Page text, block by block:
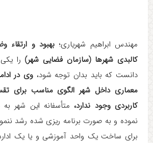
مهندس ابراهیم شهریاری؛بهبود و
کالبدی شهرها (سازمان فضایی شهر) را
دانست که باید بدان توجه شود، وی در
معماری داخل شهر الگوی مناسب برای
کاربردی وجود ندارد، متأسفانه این شهر
نموده و به صورت برنامه ریزی شده رشد
برای ساخت یک واحد آموزشی و یا یک